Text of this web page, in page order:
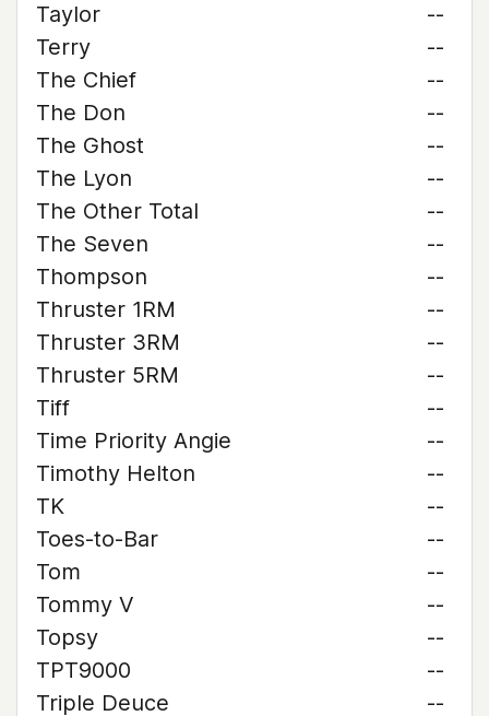
Taylor
--
Terry
--
The Chief
--
The Don
--
The Ghost
--
The Lyon
--
The Other Total
--
The Seven
--
Thompson
--
Thruster 1RM
--
Thruster 3RM
--
Thruster 5RM
--
Tiff
--
Time Priority Angie
--
Timothy Helton
--
TK
--
Toes-to-Bar
--
Tom
--
Tommy V
--
Topsy
--
TPT9000
--
Triple Deuce
--